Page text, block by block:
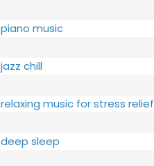
piano music
jazz chill
relaxing music for stress relief
deep sleep